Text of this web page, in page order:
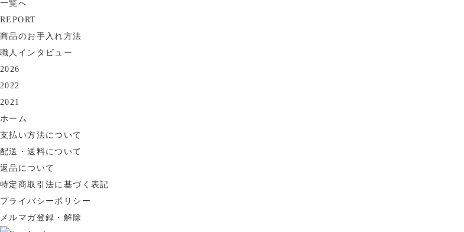
一覧へ
REPORT
商品のお手入れ方法
職人インタビュー
2026
2022
2021
ホーム
支払い方法について
配送・送料について
返品について
特定商取引法に基づく表記
プライバシーポリシー
メルマガ登録・解除